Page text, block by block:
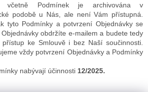
včetně Podmínek je archivována v
podobě u Nás, ale není Vám přístupná.
tyto Podmínky a potvrzení Objednávky se
obdržíte e-mailem a budete tedy
ke Smlouvě i bez Naší součinnosti.
vždy potvrzení Objednávky a Podmínky
nabývají účinnosti 12/2025.